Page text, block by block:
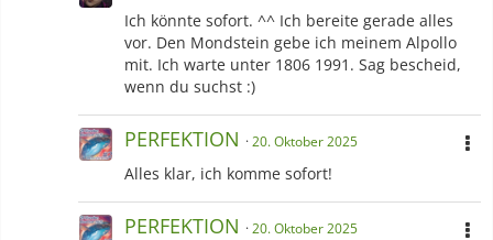
Ich könnte sofort. ^^ Ich bereite gerade alles
vor. Den Mondstein gebe ich meinem Alpollo
mit. Ich warte unter 1806 1991. Sag bescheid,
wenn du suchst :)
PERFEKTION 20. Oktober 2025
Alles klar, ich komme sofort!
PERFEKTION 20. Oktober 2025